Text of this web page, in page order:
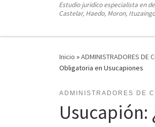
Estudio juridico especialista en
Castelar, Haedo, Moron,
Inicio »ADMINISTRADORES DE
Obligatoria en Usucapiones
ADMINISTRADORES DE